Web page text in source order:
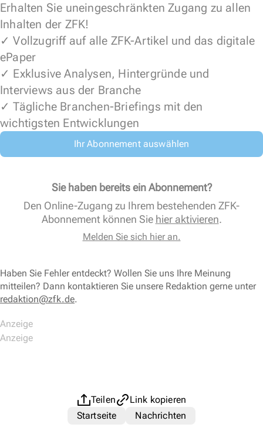
Erhalten Sie uneingeschränkten Zugang zu allen
Inhalten der ZFK!
✓ Vollzugriff auf alle ZFK-Artikel und das digitale
ePaper
✓ Exklusive Analysen, Hintergründe und
Interviews aus der Branche
✓ Tägliche Branchen-Briefings mit den
wichtigsten Entwicklungen
Ihr Abonnement auswählen
Sie haben bereits ein Abonnement?
Den Online-Zugang zu Ihrem bestehenden ZFK-
Abonnement können Sie hier aktivieren.
Melden Sie sich hier an.
Haben Sie Fehler entdeckt? Wollen Sie uns Ihre Meinung
mitteilen? Dann kontaktieren Sie unsere Redaktion gerne unter
redaktion@zfk.de.
Teilen
Link kopieren
Startseite
Nachrichten